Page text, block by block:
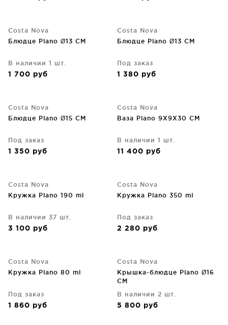
Costa Nova
Блюдце Plano Ø13 CM
В наличии 1 шт.
1 700 руб
Costa Nova
Блюдце Plano Ø13 CM
Под заказ
1 380 руб
Costa Nova
Блюдце Plano Ø15 CM
Под заказ
1 350 руб
Costa Nova
Ваза Plano 9X9X30 CM
В наличии 1 шт.
11 400 руб
Costa Nova
Кружка Plano 190 ml
В наличии 37 шт.
3 100 руб
Costa Nova
Кружка Plano 350 ml
Под заказ
2 280 руб
Costa Nova
Кружка Plano 80 ml
Под заказ
1 860 руб
Costa Nova
Крышка-блюдце Plano Ø16
CM
В наличии 2 шт.
5 800 руб